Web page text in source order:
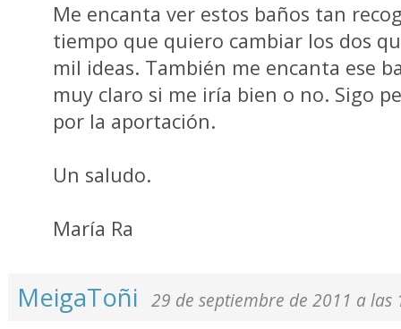
Me encanta ver estos baños tan
tiempo que quiero cambiar los dos
mil ideas. También me encanta ese
muy claro si me iría bien o no. Sigo
por la aportación.
Un saludo.
María Ra
MeigaToñi 29 de septiembre de 2011 a las